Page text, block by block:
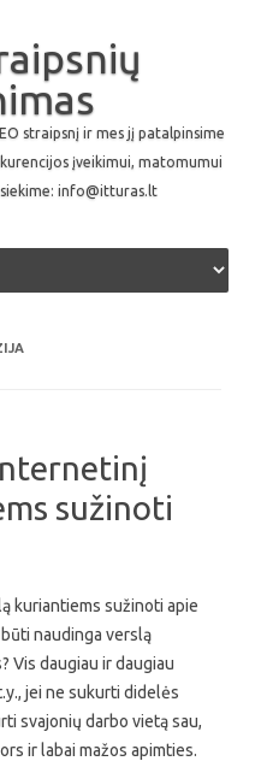
straipsnį ir mes jį patalpinsime
įveikimui, matomumui
info@itturas.lt
to content
sužinoti
kuriantiems sužinoti apie
būti naudinga verslą
Vis daugiau ir daugiau
jei ne sukurti didelės
svajonių darbo vietą sau,
ir labai mažos apimties.